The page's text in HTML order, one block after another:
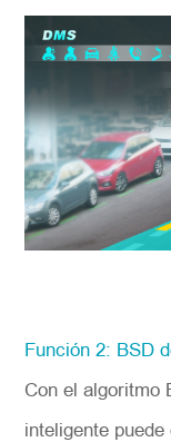
Función 2: BSD
Con el algoritmo
inteligente